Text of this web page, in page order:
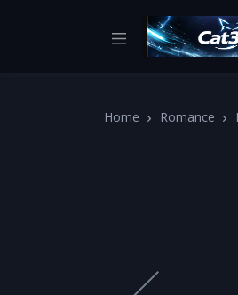
Home Romance